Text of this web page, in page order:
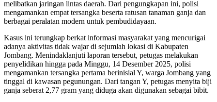
melibatkan jaringan lintas daerah. Dari pengungkapan ini, polisi
mengamankan empat tersangka beserta ratusan tanaman ganja dan
berbagai peralatan modern untuk pembudidayaan.
Kasus ini terungkap berkat informasi masyarakat yang mencurigai
adanya aktivitas tidak wajar di sejumlah lokasi di Kabupaten
Jombang. Menindaklanjuti laporan tersebut, petugas melakukan
penyelidikan hingga pada Minggu, 14 Desember 2025, polisi
mengamankan tersangka pertama berinisial Y, warga Jombang yang
tinggal di kawasan pegunungan. Dari tangan Y, petugas menyita biji
ganja seberat 2,77 gram yang diduga akan digunakan sebagai bibit.